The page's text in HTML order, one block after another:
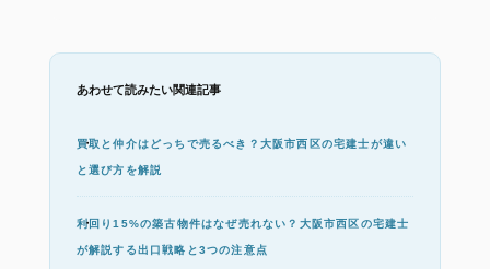
あわせて読みたい関連記事
買取と仲介はどっちで売るべき？大阪市西区の宅建士が違い
と選び方を解説
利回り15%の築古物件はなぜ売れない？大阪市西区の宅建士
が解説する出口戦略と3つの注意点